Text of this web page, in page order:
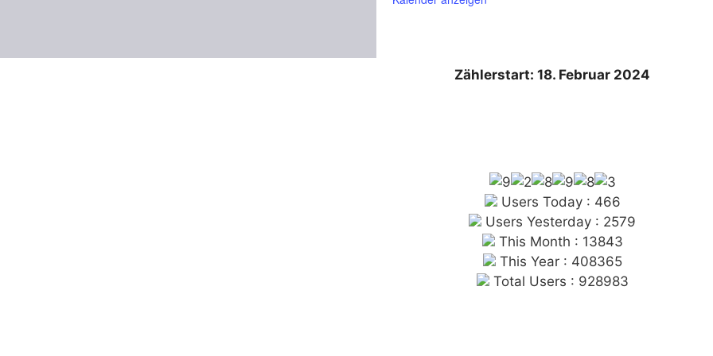
Zählerstart: 18. Februar 2024
Users Today : 466
Users Yesterday : 2579
This Month : 13843
This Year : 408365
Total Users : 928983